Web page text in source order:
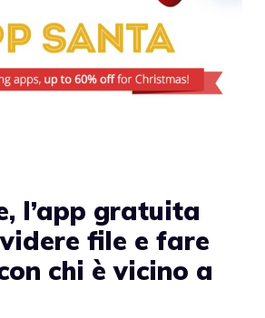
l’app gratuita
file e fare
chi è vicino a